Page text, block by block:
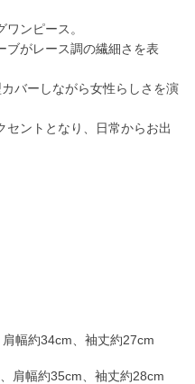
ンピース。
ブがレース調の繊細さを表
バーしながら女性らしさを演
セントとなり、日常からお出
幅約34cm、袖丈約27cm
肩幅約35cm、袖丈約28cm